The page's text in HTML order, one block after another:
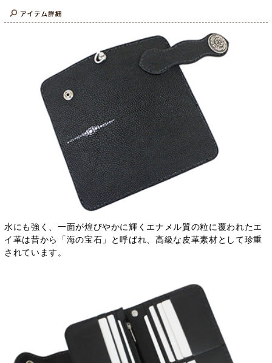
水にも強く、一面が煌びやかに輝くエナメル質の粒に覆われたエ
イ革は昔から「海の宝石」と呼ばれ、高級な皮革素材として珍重
されています。